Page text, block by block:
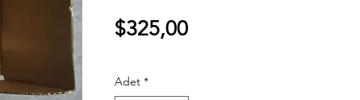
$325,00Fiyat
Adet *